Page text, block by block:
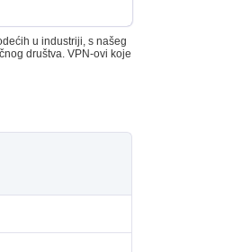
u industriji, s našeg
društva. VPN-ovi koje